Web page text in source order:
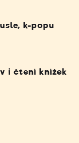
k-popu
i čtení knížek